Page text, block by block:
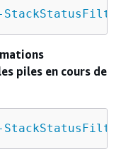
StackStatusFilter
piles en cours de
StackStatusFilter